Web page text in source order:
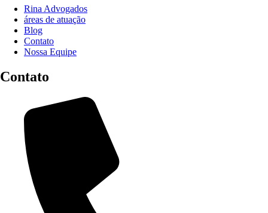
Rina Advogados
áreas de atuação
Blog
Contato
Nossa Equipe
Contato